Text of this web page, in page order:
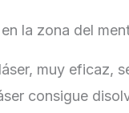
la zona del
muy eficaz,
consigue